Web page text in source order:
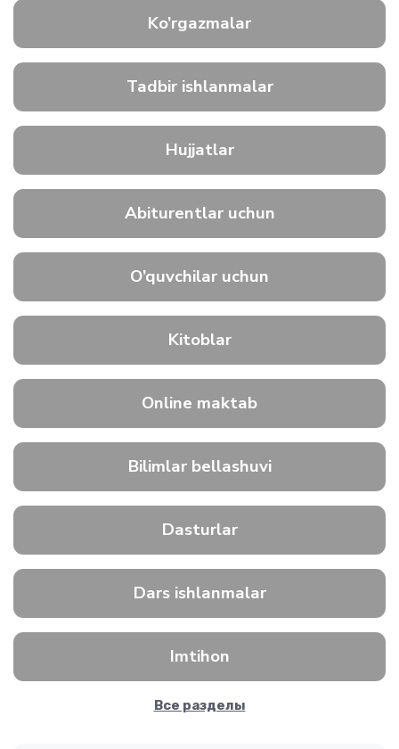
Ko’rgazmalar
Tadbir ishlanmalar
Hujjatlar
Abiturentlar uchun
O’quvchilar uchun
Kitoblar
Online maktab
Bilimlar bellashuvi
Dasturlar
Dars ishlanmalar
Imtihon
Все разделы